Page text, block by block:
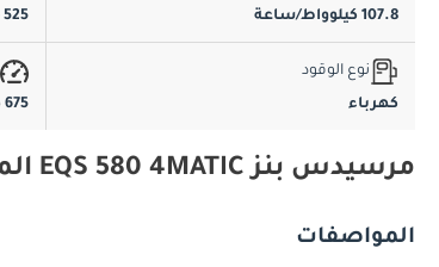
107.8 كيلوواط/ساعة 525 حصان
نوع الوقود
كهرباء 675 كم
مرسيدس بنز EQS 580 4MATIC المواصفات والميزات
المواصفات